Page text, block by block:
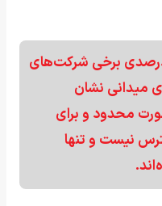
نهایی شدن تخفیف ۱۰ درصدی برخی شرکت‌های
میدانی نشان
محدود و برای
نیست و تنها